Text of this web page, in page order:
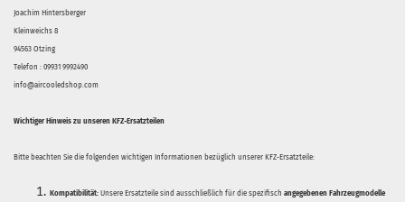
Joachim Hintersberger
Kleinweichs 8
94563 Otzing
Telefon : 09931 9992490
info@aircooledshop.com
Wichtiger Hinweis zu unseren KFZ-Ersatzteilen
Bitte beachten Sie die folgenden wichtigen Informationen bezüglich unserer KFZ-Ersatzteile:
Kompatibilität: Unsere Ersatzteile sind ausschließlich für die spezifisch angegebenen Fahrzeugmodelle